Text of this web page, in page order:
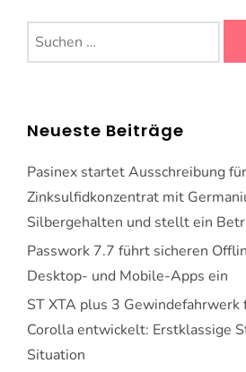
Suchen
nach:
Neueste Beiträge
Pasinex startet Ausschreibung
Zinksulfidkonzentrat mit
Silbergehalten und stellt ein
Passwork 7.7 führt sicheren
Desktop- und Mobile-Apps ein
ST XTA plus 3 Gewindefahrwerk
Corolla entwickelt: Erstklassige
Situation